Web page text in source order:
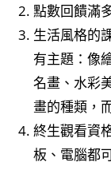
點數回饋滿
生活風格的
有主題：像
名畫、水彩
畫的種類，
終生觀看資
板、電腦都